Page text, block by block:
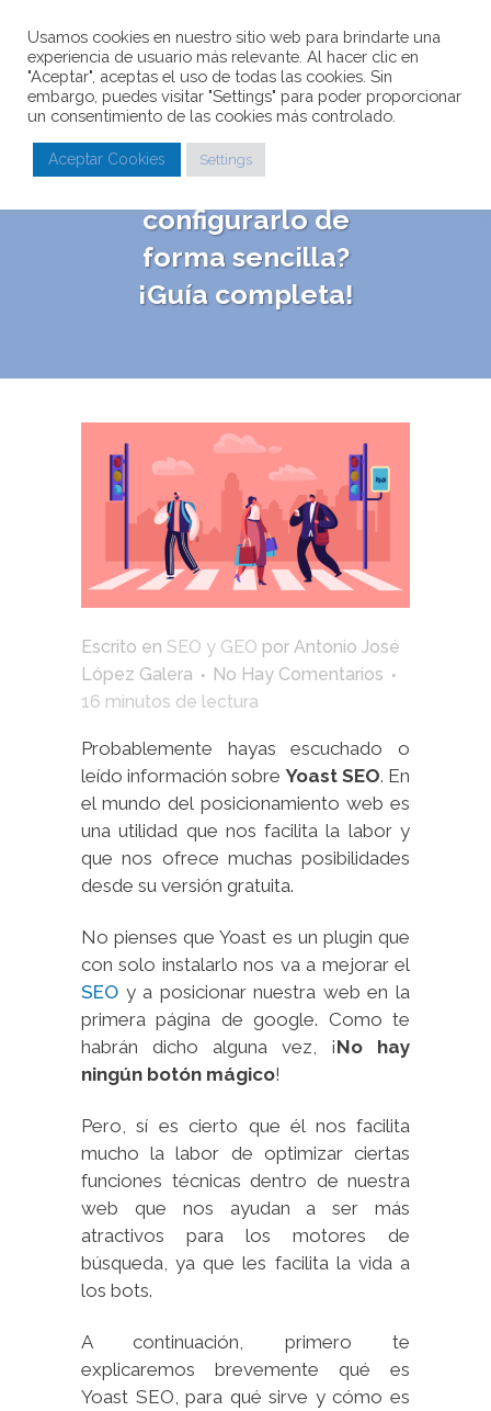
¿Qué es Yoast SEO
y cómo
configurarlo de
forma sencilla?
¡Guía completa!
Escrito en SEO y GEO por Antonio José
López Galera
No Hay Comentarios
16 minutos de lectura
Probablemente hayas escuchado o
leído información sobreYoast SEO. En
el mundo del posicionamiento web es
una utilidad que nos facilita la labor y
que nos ofrece muchas posibilidades
desde su versión gratuita.
No pienses que Yoast es un plugin que
con solo instalarlo nos va a mejorar el
SEO y a posicionar nuestra web en la
primera página de google. Como te
habrán dicho alguna vez, ¡No hay
ningún botón mágico!
Pero, sí es cierto que él nos facilita
mucho la labor de optimizar ciertas
funciones técnicas dentro de nuestra
web que nos ayudan a ser más
atractivos para los motores de
búsqueda, ya que les facilita la vida a
los bots.
A continuación, primero te
explicaremos brevemente qué es
Yoast SEO, para qué sirve y cómo es
Usamos cookies en nuestro sitio web para brindarte una
experiencia de usuario más relevante. Al hacer clic en
"Aceptar", aceptas el uso de todas las cookies. Sin
embargo, puedes visitar "Settings" para poder proporcionar
un consentimiento de las cookies más controlado.
Aceptar Cookies Settings